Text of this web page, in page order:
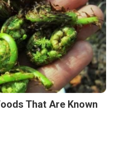
That Are Known